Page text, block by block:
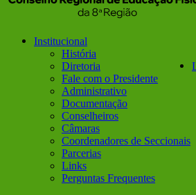
Institucional
História
Diretoria
Fale com o Presidente
Administrativo
Documentação
Conselheiros
Câmaras
Coordenadores de Seccionais
Parcerias
Links
Perguntas Frequentes